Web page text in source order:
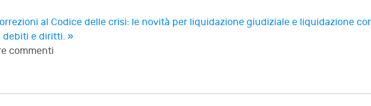
al Codice delle crisi: le novità per liquidazione giudiziale e liquidazione
debiti e diritti. »
commenti